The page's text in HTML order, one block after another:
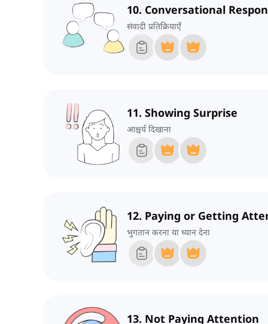
10. Conversational
संवादी प्रतिक्रियाएँ
11. Showing Surprise
आश्चर्य दिखाना
12. Paying or Getting
भुगतान करना या ध्यान देना
13. Not Paying Attention